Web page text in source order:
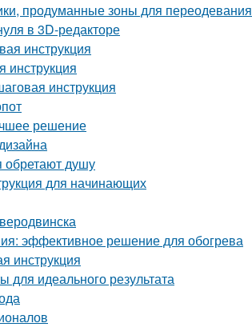
продуманные зоны для переодевания
в 3D-редакторе
инструкция
инструкция
инструкция
решение
обретают душу
для начинающих
эффективное решение для обогрева
инструкция
для идеального результата